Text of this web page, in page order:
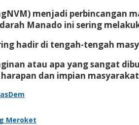
menjadi perbincangan
Manado ini sering
hadir di tengah-tengah
atau apa yang sangat
dan impian
Meroket